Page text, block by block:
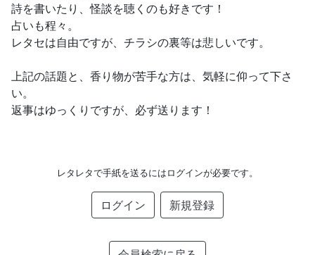
詩を書いたり、怪談を聴くのも好きです！
占いも程々。
レタセは自由ですが、チラシの裏等は悲しいです。
上記の話題と、香り物が苦手な方は、気軽に仰って下さ
い。
返事はゆっくりですが、必ず送ります！
レタレタで手紙を送るにはログインが必要です。
ログイン 新規登録